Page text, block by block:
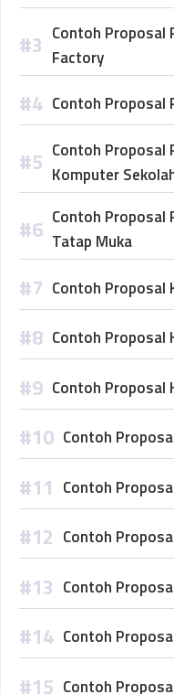
Contoh Proposal
Factory
Contoh Proposal
Contoh Proposal
Komputer
Contoh Proposal
Tatap Muka
Contoh Proposal
Contoh Proposal
Contoh Proposal
Contoh
Contoh
Contoh
Contoh
Contoh
Contoh